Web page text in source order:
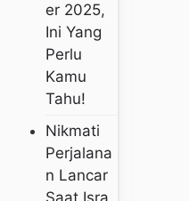
Er 2025,
Ini Yang
Perlu
Kamu
Tahu!
Nikmati
Perjalana
N Lancar
Saat Isra